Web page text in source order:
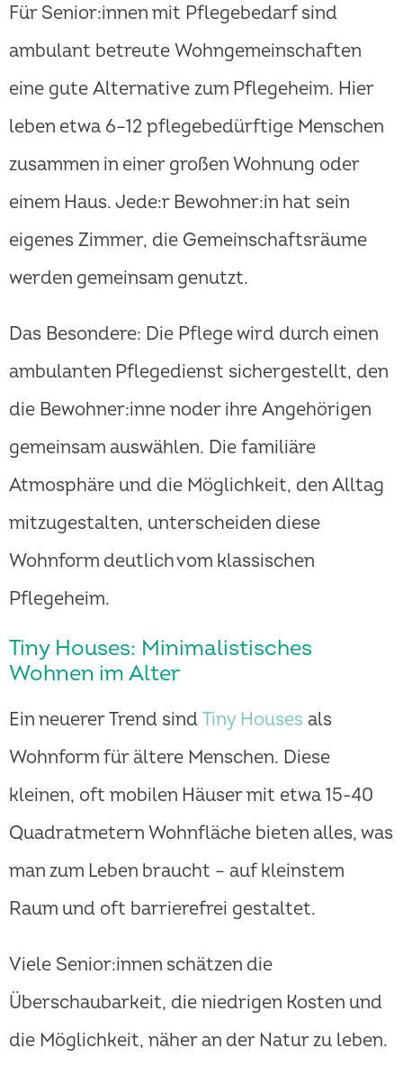
Für Senior:innen mit Pflegebedarf sind
ambulant betreute Wohngemeinschaften
eine gute Alternative zum Pflegeheim. Hier
leben etwa 6–12 pflegebedürftige Menschen
zusammen in einer großen Wohnung oder
einem Haus. Jede:r Bewohner:in hat sein
eigenes Zimmer, die Gemeinschaftsräume
werden gemeinsam genutzt.
Das Besondere: Die Pflege wird durch einen
ambulanten Pflegedienst sichergestellt, den
die Bewohner:inne noder ihre Angehörigen
gemeinsam auswählen. Die familiäre
Atmosphäre und die Möglichkeit, den Alltag
mitzugestalten, unterscheiden diese
Wohnform deutlich vom klassischen
Pflegeheim.
Tiny Houses: Minimalistisches
Wohnen im Alter
Ein neuerer Trend sind Tiny Houses als
Wohnform für ältere Menschen. Diese
kleinen, oft mobilen Häuser mit etwa 15-40
Quadratmetern Wohnfläche bieten alles, was
man zum Leben braucht – auf kleinstem
Raum und oft barrierefrei gestaltet.
Viele Senior:innen schätzen die
Überschaubarkeit, die niedrigen Kosten und
die Möglichkeit, näher an der Natur zu leben.